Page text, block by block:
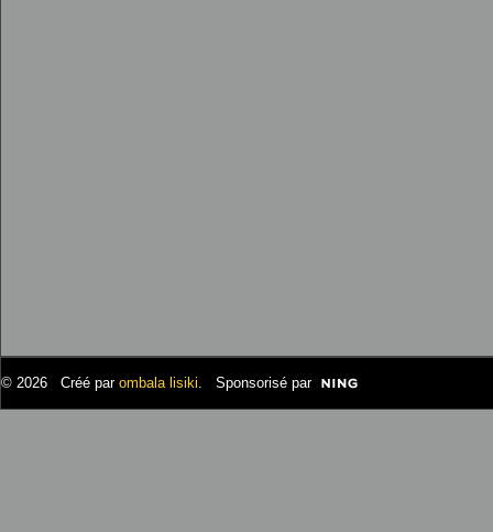
© 2026 Créé par ombala lisiki. Sponsorisé par